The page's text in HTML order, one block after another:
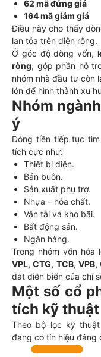
62 mã đứng giá
164 mã giảm giá
Điều này cho thấy
lan tỏa trên diện rộng.
Ở góc độ dòng vốn,
ròng, góp phần hỗ
nhóm nhà đầu tư còn
lớn để hình thành xu
Nhóm
ý
Dòng tiền tiếp tục
tích cực như:
Thiết bị điện.
Bán buôn.
Sản xuất phụ trợ.
Nhựa – hóa chất.
Vận tải và kho bãi.
Bất động sản.
Ngân hàng.
Trong nhóm vốn
VPL, CTG, TCB, VPB,
dắt diễn biến của chỉ
Một số cổ
tích kỹ thuật
Theo bộ lọc kỹ
đang có tín hiệu đáng